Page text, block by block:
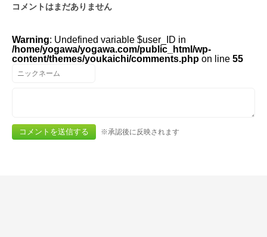
コメントはまだありません
Warning: Undefined variable $user_ID in
/home/yogawa/yogawa.com/public_html/wp-
content/themes/youkaichi/comments.php on line 55
※承認後に反映されます